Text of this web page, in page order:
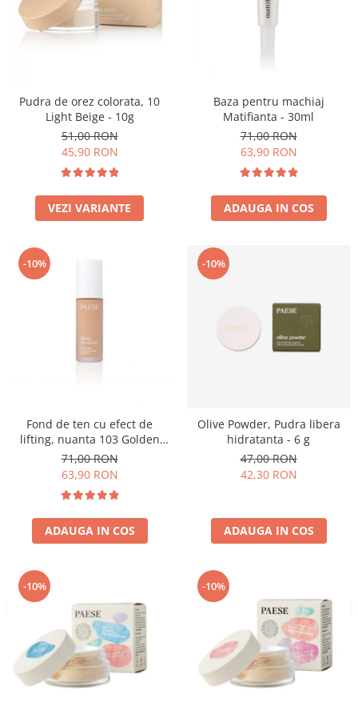
Pudra de orez colorata, 10
Light Beige - 10g
51,00 RON
45,90 RON
VEZI VARIANTE
Baza pentru machiaj
Matifianta - 30ml
71,00 RON
63,90 RON
ADAUGA IN COS
-10%
Fond de ten cu efect de
lifting, nuanta 103 Golden
Beige - 30ml
71,00 RON
63,90 RON
ADAUGA IN COS
-10%
Olive Powder, Pudra libera
hidratanta - 6 g
47,00 RON
42,30 RON
ADAUGA IN COS
-10% -10%